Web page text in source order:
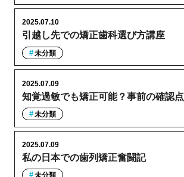
引越し先での矯正歯科選び方講座
2025.07.10
未分類
知覚過敏でも矯正可能？事前の確認点
2025.07.09
未分類
私の日本での歯列矯正奮闘記
2025.07.09